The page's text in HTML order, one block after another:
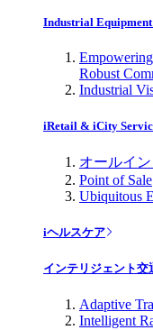
Industrial
Robust
Industrial
iRetail & iCity
オールイ
Point of Sale
Ubiquitous
iヘルスケア
インテリジェント交
Adaptive
Intelligent